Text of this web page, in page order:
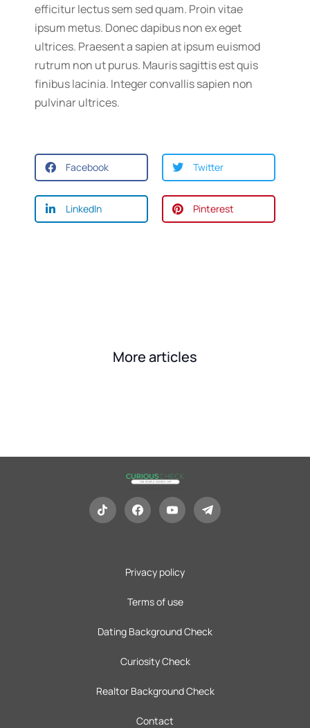
efficitur lectus sem sed quam. Proin vitae
ipsum metus. Donec dapibus non ex eget
ultrices. Praesent a sapien at ipsum euismod
rutrum non ut purus. Mauris sagittis est quis
finibus lacinia. Integer convallis sapien non
pulvinar ultrices.
Facebook Twitter
LinkedIn Pinterest
More articles
Privacy policy
Terms of use
Dating Background Check
Curiosity Check
Realtor Background Check
Contact